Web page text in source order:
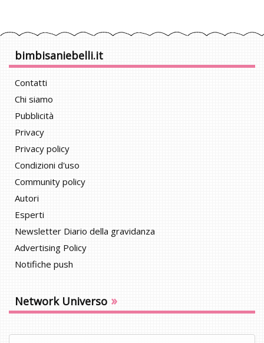
bimbisaniebelli.it
Contatti
Chi siamo
Pubblicità
Privacy
Privacy policy
Condizioni d'uso
Community policy
Autori
Esperti
Newsletter Diario della gravidanza
Advertising Policy
Notifiche push
Network Universo »